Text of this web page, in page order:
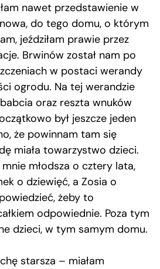
nawet przedstawienie w
do tego domu, o którym
jeździłam prawie przez
Brwinów został nam po
w postaci werandy
ogrodu. Na tej werandzie
oraz reszta wnuków
był jeszcze jeden
że powinnam tam się
miała towarzystwo dzieci.
młodsza o cztery lata,
o dziewięć, a Zosia o
żeby to
odpowiednie. Poza tym
dzieci, w tym samym domu.
starsza – miałam